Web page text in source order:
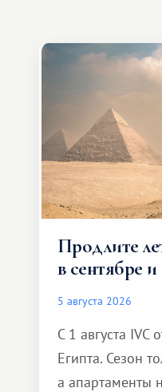
Продлите
в сентябре
5 августа 2026
С 1 августа IVC
Египта. Сезон
а апартаменты